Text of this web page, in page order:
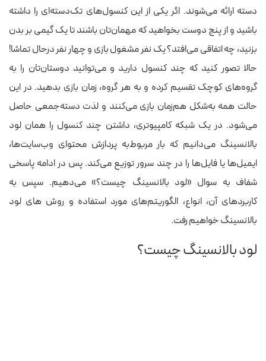
دسته ارائه می‌شوند. اگر یکی از این کنسول‌های تک‌دسته‌ای را داشته
باشید و از پنج دوست بخواهید که مهمان‌تان باشند تا یک گیمی بر بدن
بزنید، چه اتفاقی می‌افتد؟ یک نفر مشغول بازی و چهار نفر درحال تماشا!
حالا تصور کنید که چند کنسول دارید و می‌توانید دوستان‌تان را به
گروه‌های کوچک‌ تقسیم کرده و به هر گروه، زمان بازی بدهید. در این
حالت همه به‌شکل هم‌زمان بازی می‌کنند و لذت دسته‌جمعی حاصل
می‌شود. در یک شبکه کامپیوتری، داشتن چند کنسول را همان لود
بالانسینگ می‌دانیم که بار مربوط‌به پردازش محتوای وب‌سایت‌ها،
ایمیل‌ها یا فایل‌ها را در چند سرور توزیع می‌کند. پس در ادامه پاسخی
شفاف به سوال «لود بالانسینگ چیست؟» می‌دهیم. سپس به
کاربردهای آن، انواع، الگوریتم‌های مورد استفاده و روش‌ های لود
بالانسینگ خواهیم رفت.
لود بالانسینگ چیست؟